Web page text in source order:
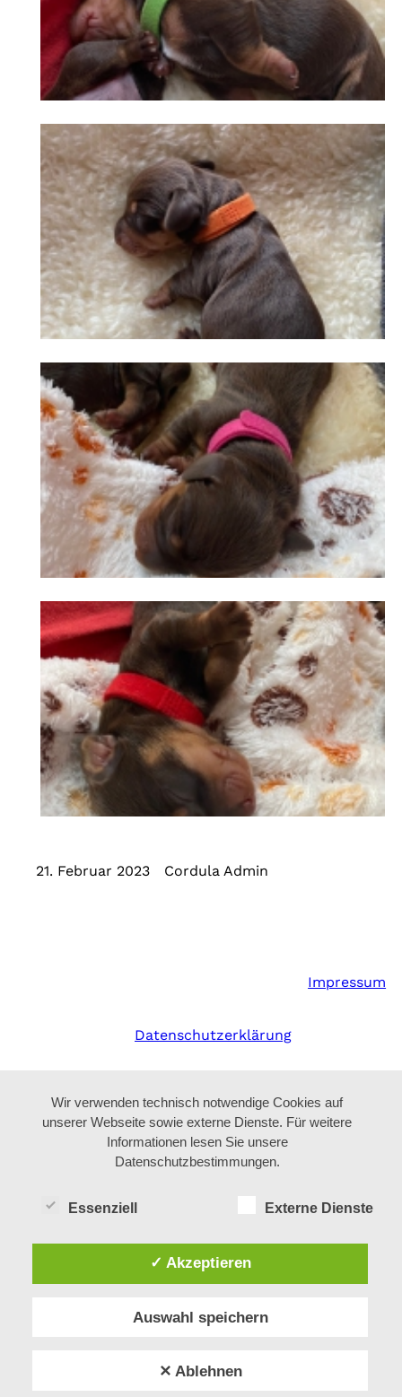
21. Februar 2023 Cordula Admin
Impressum
Datenschutzerklärung
Wir verwenden technisch notwendige Cookies auf
unserer Webseite sowie externe Dienste. Für weitere
Informationen lesen Sie unsere
Datenschutzbestimmungen.
Essenziell Externe Dienste
✓ Akzeptieren
Auswahl speichern
✕ Ablehnen